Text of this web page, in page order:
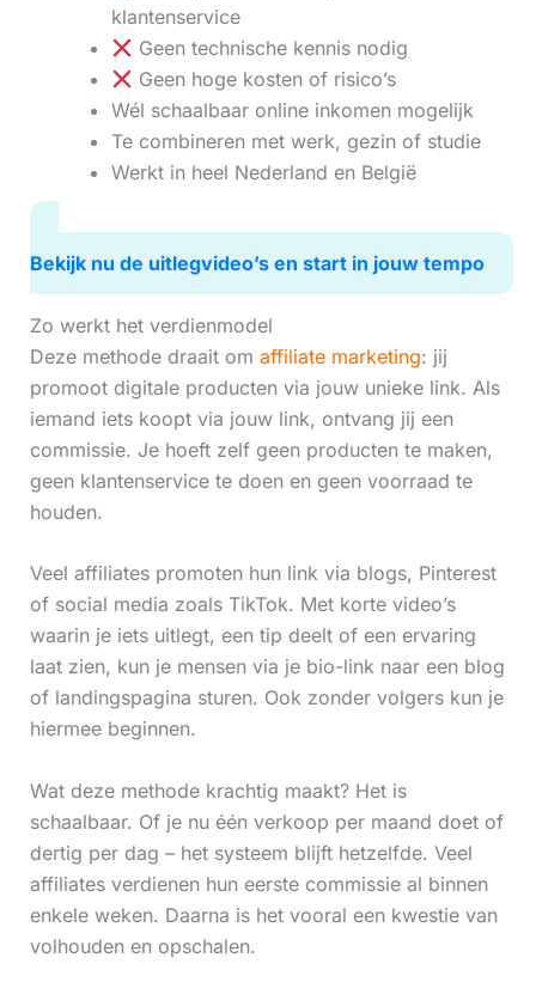
klantenservice
Geen technische kennis nodig
Geen hoge kosten of risico’s
Wél schaalbaar online inkomen mogelijk
Te combineren met werk, gezin of studie
Werkt in heel Nederland en België
Bekijk nu de uitlegvideo’s en start in jouw tempo
Zo werkt het verdienmodel
Deze methode draait om affiliate marketing: jij
promoot digitale producten via jouw unieke link. Als
iemand iets koopt via jouw link, ontvang jij een
commissie. Je hoeft zelf geen producten te maken,
geen klantenservice te doen en geen voorraad te
houden.
Veel affiliates promoten hun link via blogs, Pinterest
of social media zoals TikTok. Met korte video’s
waarin je iets uitlegt, een tip deelt of een ervaring
laat zien, kun je mensen via je bio-link naar een blog
of landingspagina sturen. Ook zonder volgers kun je
hiermee beginnen.
Wat deze methode krachtig maakt? Het is
schaalbaar. Of je nu één verkoop per maand doet of
dertig per dag – het systeem blijft hetzelfde. Veel
affiliates verdienen hun eerste commissie al binnen
enkele weken. Daarna is het vooral een kwestie van
volhouden en opschalen.